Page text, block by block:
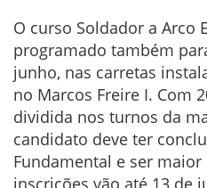
O curso Soldador a Arco
programado também
junho, nas carretas
no Marcos Freire I. Com
dividida nos turnos da
candidato deve ter
Fundamental e ser maior
inscrições vão até 13 de